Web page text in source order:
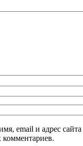
email и адрес сайта